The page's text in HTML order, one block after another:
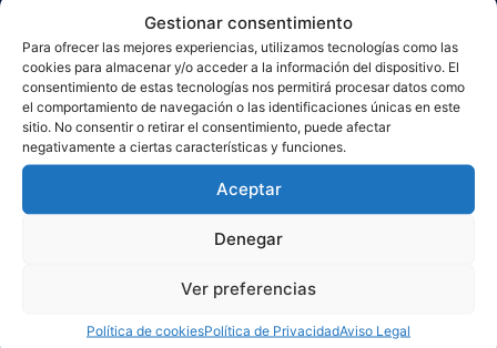
Gestionar consentimiento
Para ofrecer las mejores experiencias, utilizamos tecnologías como las
cookies para almacenar y/o acceder a la información del dispositivo. El
consentimiento de estas tecnologías nos permitirá procesar datos como
el comportamiento de navegación o las identificaciones únicas en este
sitio. No consentir o retirar el consentimiento, puede afectar
negativamente a ciertas características y funciones.
Aceptar
Denegar
Ver preferencias
Política de cookiesPolítica de PrivacidadAviso Legal
ESTANTERÍAS METÁLICAS
INDUSTRIALES NUEVAS DE SEGUNDA
MANO Y DE OCASIÓN
Más de una década ofreciendo soluciones